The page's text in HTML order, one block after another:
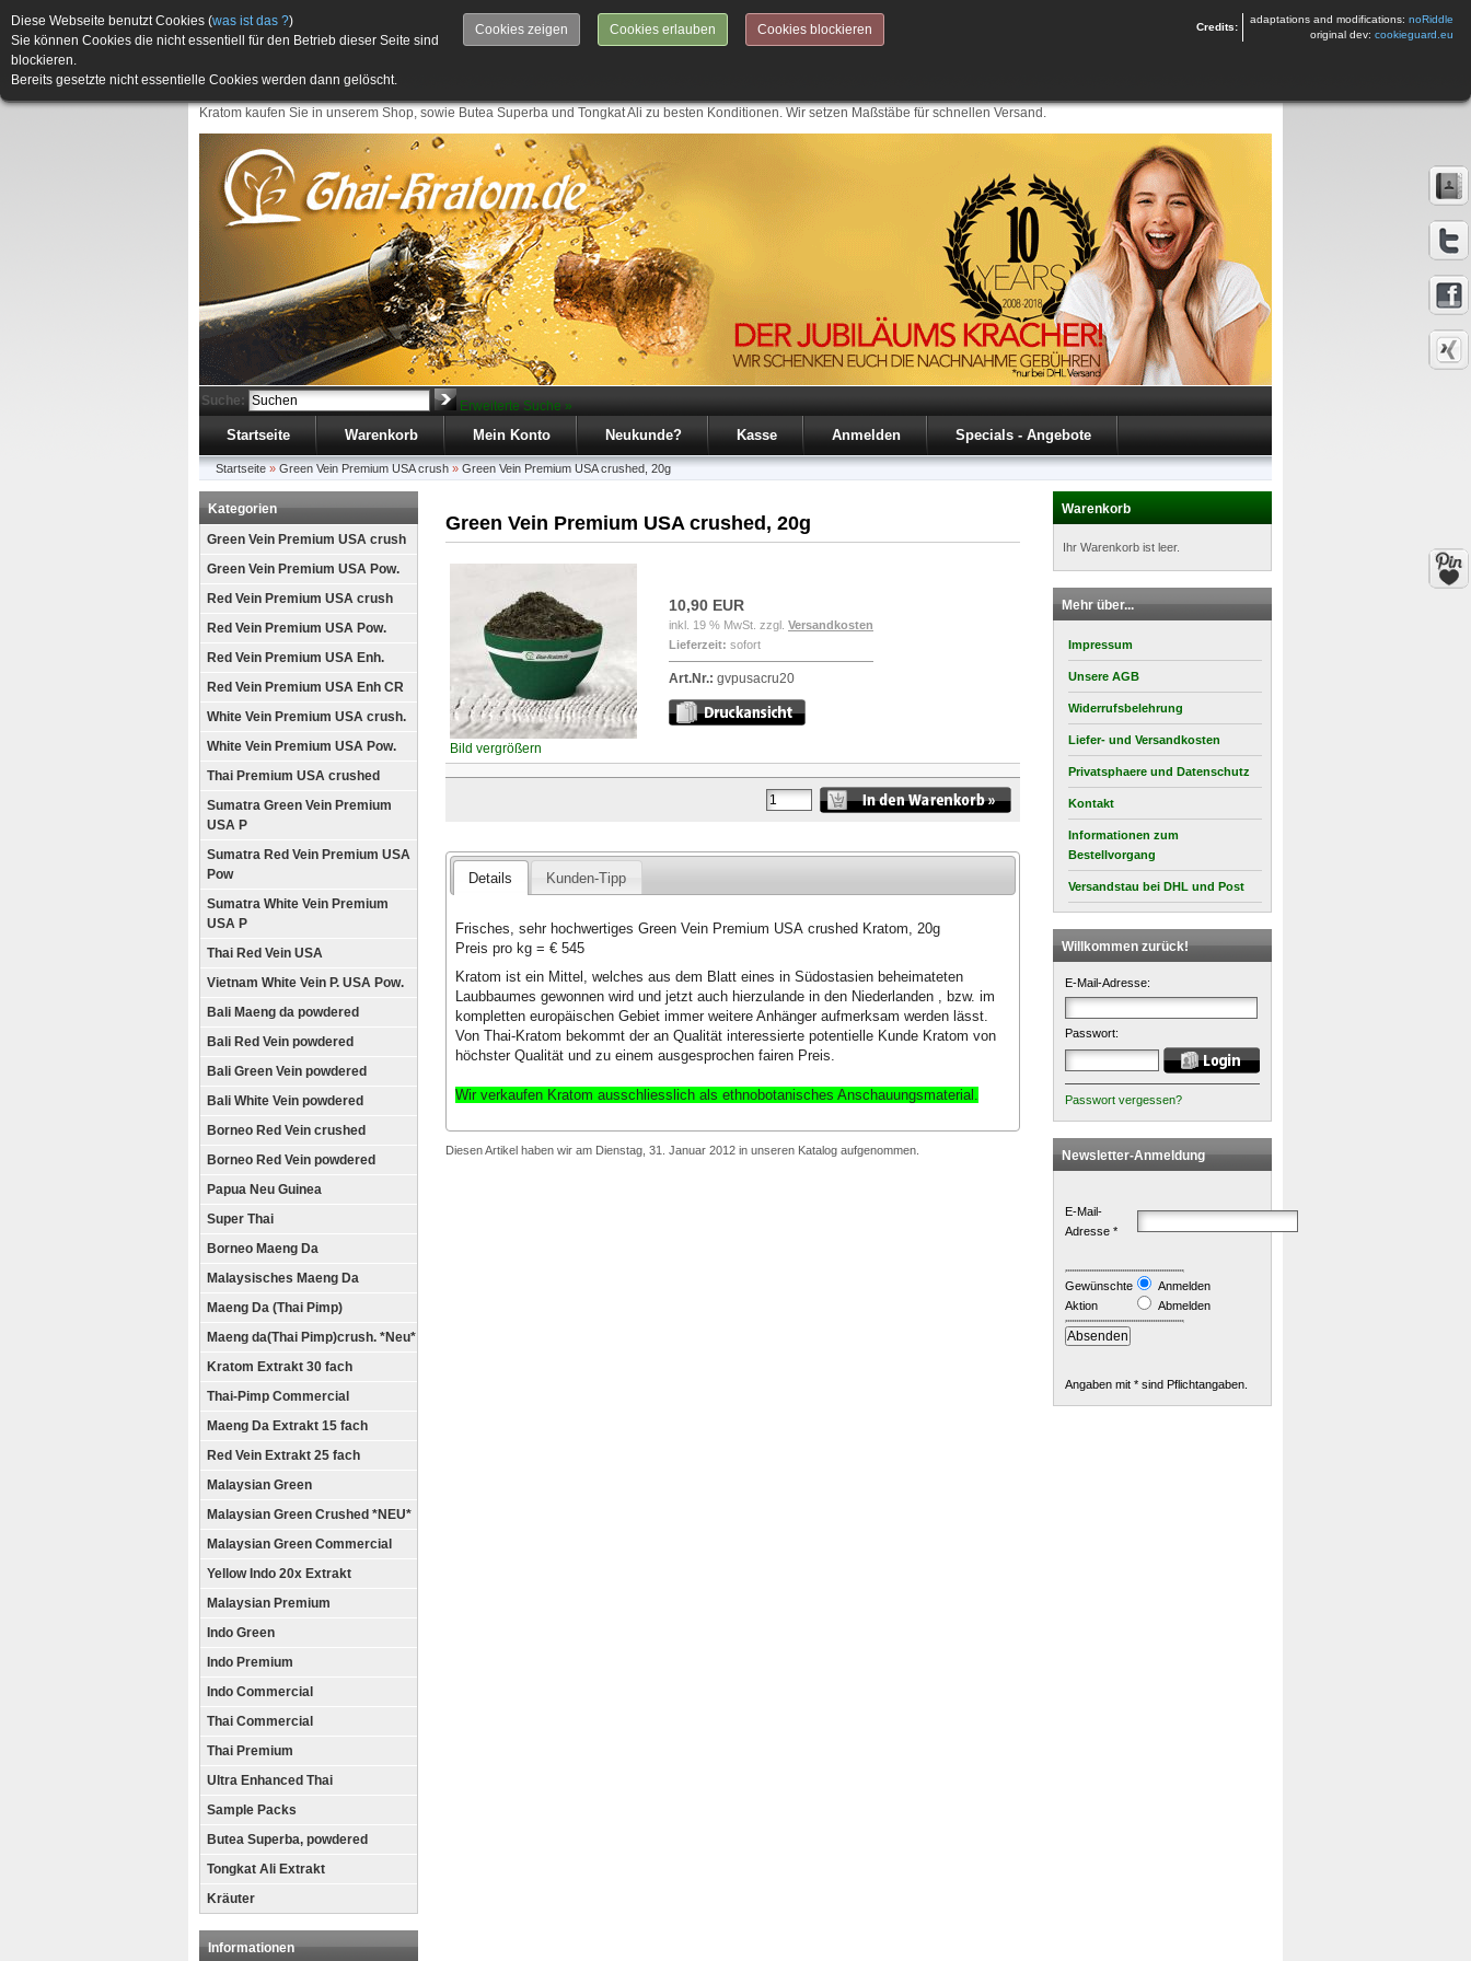
Credits:
adaptations and modifications: noRiddle
original dev: cookieguard.eu
Diese Webseite benutzt Cookies (was ist das ?)
Sie können Cookies die nicht essentiell für den Betrieb dieser Seite sind
blockieren.
Bereits gesetzte nicht essentielle Cookies werden dann gelöscht.
Cookies zeigen Cookies erlauben Cookies blockieren
Kratom kaufen Sie in unserem Shop, sowie Butea Superba und Tongkat Ali zu besten Konditionen. Wir setzen Maßstäbe für schnellen Versand.
Suche: Erweiterte Suche »
Startseite Warenkorb Mein Konto Neukunde? Kasse Anmelden Specials - Angebote
Startseite » Green Vein Premium USA crush » Green Vein Premium USA crushed, 20g
Kategorien
Green Vein Premium USA crush
Green Vein Premium USA Pow.
Red Vein Premium USA crush
Red Vein Premium USA Pow.
Red Vein Premium USA Enh.
Red Vein Premium USA Enh CR
White Vein Premium USA crush.
White Vein Premium USA Pow.
Thai Premium USA crushed
Sumatra Green Vein Premium
USA P
Sumatra Red Vein Premium USA
Pow
Sumatra White Vein Premium
USA P
Thai Red Vein USA
Vietnam White Vein P. USA Pow.
Bali Maeng da powdered
Bali Red Vein powdered
Bali Green Vein powdered
Bali White Vein powdered
Borneo Red Vein crushed
Borneo Red Vein powdered
Papua Neu Guinea
Super Thai
Borneo Maeng Da
Malaysisches Maeng Da
Maeng Da (Thai Pimp)
Maeng da(Thai Pimp)crush. *Neu*
Kratom Extrakt 30 fach
Thai-Pimp Commercial
Maeng Da Extrakt 15 fach
Red Vein Extrakt 25 fach
Malaysian Green
Malaysian Green Crushed *NEU*
Malaysian Green Commercial
Yellow Indo 20x Extrakt
Malaysian Premium
Indo Green
Indo Premium
Indo Commercial
Thai Commercial
Thai Premium
Ultra Enhanced Thai
Sample Packs
Butea Superba, powdered
Tongkat Ali Extrakt
Kräuter
Informationen
Green Vein Premium USA crushed, 20g
Bild vergrößern
10,90 EUR
inkl. 19 % MwSt. zzgl. Versandkosten
Lieferzeit: sofort
Art.Nr.: gvpusacru20
Details Kunden-Tipp
Frisches, sehr hochwertiges Green Vein Premium USA crushed Kratom, 20g
Preis pro kg = € 545
Kratom ist ein Mittel, welches aus dem Blatt eines in Südostasien beheimateten
Laubbaumes gewonnen wird und jetzt auch hierzulande in den Niederlanden , bzw. im
kompletten europäischen Gebiet immer weitere Anhänger aufmerksam werden lässt.
Von Thai-Kratom bekommt der an Qualität interessierte potentielle Kunde Kratom von
höchster Qualität und zu einem ausgesprochen fairen Preis.
Wir verkaufen Kratom ausschliesslich als ethnobotanisches Anschauungsmaterial
Diesen Artikel haben wir am Dienstag, 31. Januar 2012 in unseren Katalog aufgenommen.
Warenkorb
Ihr Warenkorb ist leer.
Mehr über...
Impressum
Unsere AGB
Widerrufsbelehrung
Liefer- und Versandkosten
Privatsphaere und Datenschutz
Kontakt
Informationen zum
Bestellvorgang
Versandstau bei DHL und Post
Willkommen zurück!
E-Mail-Adresse:
Passwort:
Passwort vergessen?
Newsletter-Anmeldung
E-Mail-
Adresse *
Gewünschte
Aktion
Anmelden
Abmelden
Angaben mit * sind Pflichtangaben.